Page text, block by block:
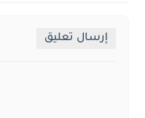
إرسال تعليق